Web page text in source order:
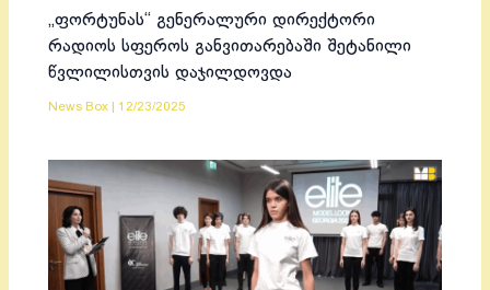
„ფორტუნას“ გენერალური დირექტორი
რადიოს სფეროს განვითარებაში შეტანილი
წვლილისთვის დაჯილდოვდა
News Box |12/23/2025